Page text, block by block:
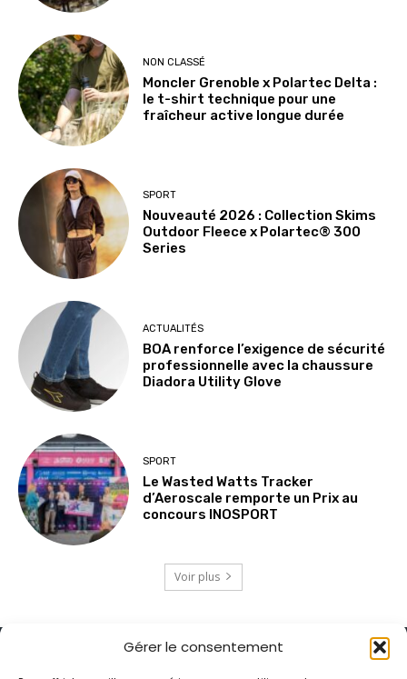
Gérer le consentement
NON CLASSÉ
Moncler Grenoble x Polartec Delta :
le t-shirt technique pour une
fraîcheur active longue durée
SPORT
Nouveauté 2026 : Collection Skims
Outdoor Fleece x Polartec® 300
Series
ACTUALITÉS
BOA renforce l’exigence de sécurité
professionnelle avec la chaussure
Diadora Utility Glove
SPORT
Le Wasted Watts Tracker
d’Aeroscale remporte un Prix au
concours INOSPORT
Voir plus